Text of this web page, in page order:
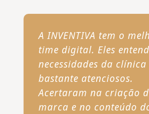
A INVENTIVA tem o
time digital. Eles
necessidades da clínica
bastante atenciosos.
Acertaram na criação
marca e no conteúdo